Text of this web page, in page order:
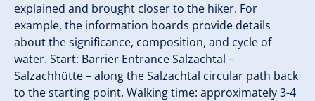
explained and brought closer to the hiker. For
example, the information boards provide details
about the significance, composition, and cycle of
water. Start: Barrier Entrance Salzachtal –
Salzachhütte – along the Salzachtal circular path back
to the starting point. Walking time: approximately 3-4